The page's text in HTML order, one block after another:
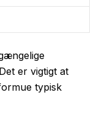
er vigtigt at
typisk